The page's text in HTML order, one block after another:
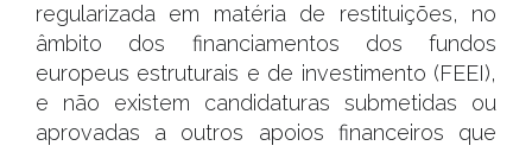
regularizada em matéria de restituições, no
âmbito dos financiamentos dos fundos
europeus estruturais e de investimento (FEEI),
e não existem candidaturas submetidas ou
aprovadas a outros apoios financeiros que